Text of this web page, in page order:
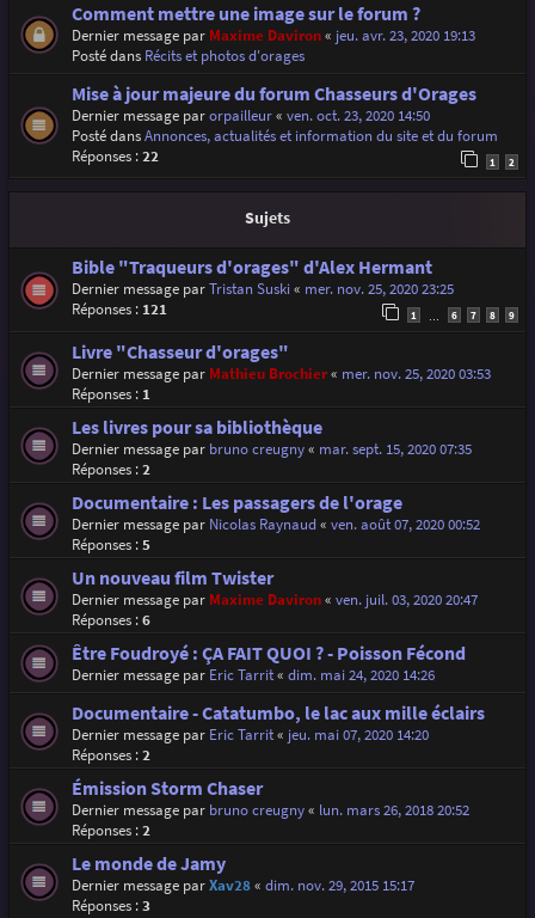
Comment mettre une image sur le forum ?
Dernier message par Maxime Daviron« jeu. avr. 23, 2020 19:13
Posté dans Récits et photos d'orages
Mise à jour majeure du forum Chasseurs d'Orages
Dernier message parorpailleur« ven. oct. 23, 2020 14:50
Posté dansAnnonces, actualités et information du site et du forum
Réponses :22 1 2
Sujets
Bible "Traqueurs d'orages" d'Alex Hermant
Dernier message parTristan Suski« mer. nov. 25, 2020 23:25
Réponses : 121 1 6 7 8 9
Livre "Chasseur d'orages"
Dernier message par Mathieu Brochier« mer. nov. 25, 2020 03:53
Réponses : 1
Les livres pour sa bibliothèque
Dernier message par bruno creugny« mar. sept. 15, 2020 07:35
Réponses :2
Documentaire : Les passagers de l'orage
Dernier message par Nicolas Raynaud« ven. août 07, 2020 00:52
Réponses :5
Un nouveau film Twister
Dernier message par Maxime Daviron« ven. juil. 03, 2020 20:47
Réponses :6
Être Foudroyé : ÇA FAIT QUOI ? - Poisson Fécond
Dernier message par Eric Tarrit« dim. mai 24, 2020 14:26
Documentaire - Catatumbo, le lac aux mille éclairs
Dernier message par Eric Tarrit« jeu. mai 07, 2020 14:20
Réponses :2
Émission Storm Chaser
Dernier message par bruno creugny« lun. mars 26, 2018 20:52
Réponses :2
Le monde de Jamy
Dernier message parXav28« dim. nov. 29, 2015 15:17
Réponses :3